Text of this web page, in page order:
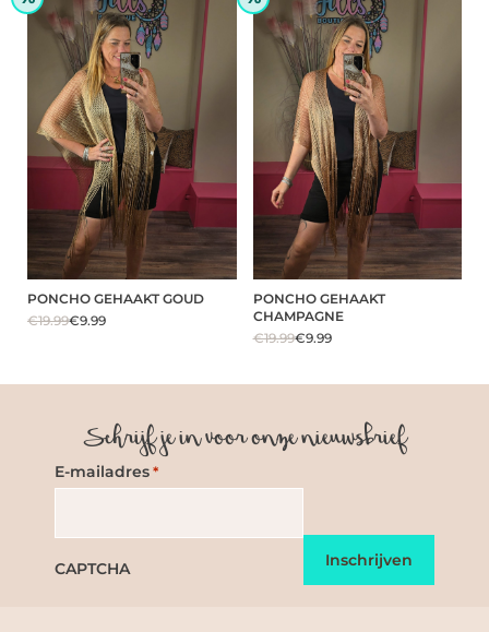
PONCHO GEHAAKT GOUD
€19.99€9.99
PONCHO GEHAAKT
CHAMPAGNE
€19.99€9.99
Schrijf je in voor onze nieuwsbrief
E-mailadres *
CAPTCHA